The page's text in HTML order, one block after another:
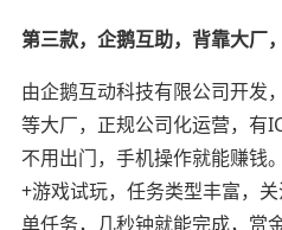
第三款，企鹅互助，背靠大厂
由企鹅互动科技有限公司开发
等大厂，正规公司化运营，有
不用出门，手机操作就能赚钱
+游戏试玩，任务类型丰富，
单任务，几秒钟就能完成，赏